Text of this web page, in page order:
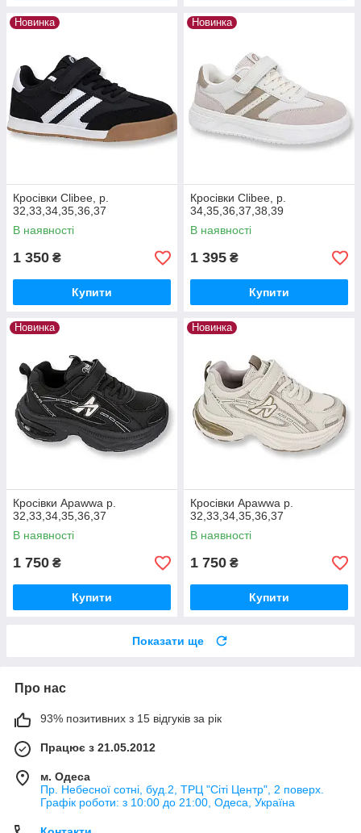
Новинка
Кросівки Clibee, р.
32,33,34,35,36,37
В наявності
1 350 ₴
Купити
Новинка
Кросівки Clibee, р.
34,35,36,37,38,39
В наявності
1 395 ₴
Купити
Новинка
Кросівки Apawwa р.
32,33,34,35,36,37
В наявності
1 750 ₴
Купити
Новинка
Кросівки Apawwa р.
32,33,34,35,36,37
В наявності
1 750 ₴
Купити
Показати ще
Про нас
93% позитивних з 15 відгуків за рік
Працює з 21.05.2012
м. Одеса
Пр. Небесної сотні, буд.2, ТРЦ "Сіті Центр", 2 поверх.
Графік роботи: з 10:00 до 21:00, Одеса, Україна